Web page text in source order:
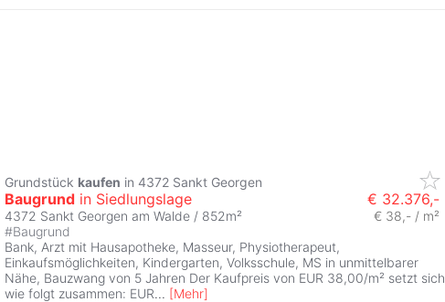
Grundstück kaufen in 4372 Sankt Georgen
Baugrund in Siedlungslage € 32.376,-
4372 Sankt Georgen am Walde / 852m²
€ 38,- / m²
#Baugrund
Bank, Arzt mit Hausapotheke, Masseur, Physiotherapeut,
Einkaufsmöglichkeiten, Kindergarten, Volksschule, MS in unmittelbarer
Nähe, Bauzwang von 5 Jahren Der Kaufpreis von EUR 38,00/m² setzt sich
wie folgt zusammen: EUR... [Mehr]